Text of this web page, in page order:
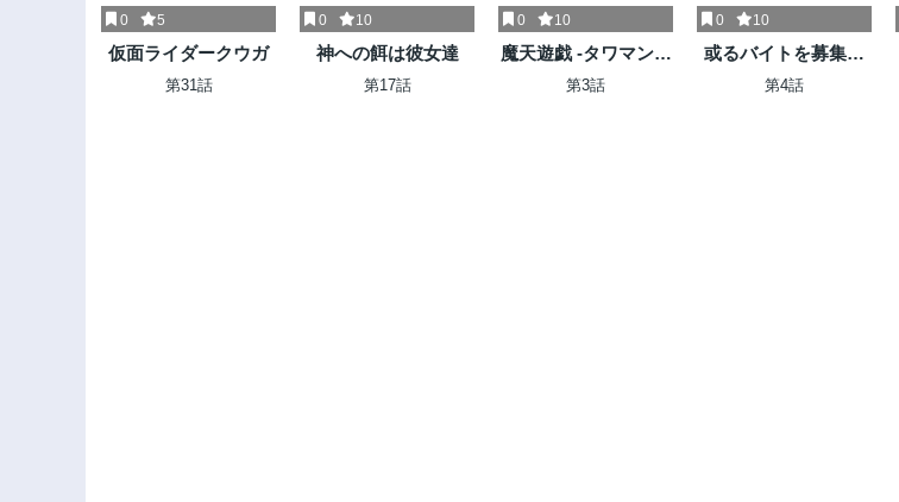
0 5
仮面ライダークウガ
第31話
0 10
神への餌は彼女達
第17話
0 10
魔天遊戯 -タワマンク
エスト-
第3話
0 10
或るバイトを募集し
ています
第4話